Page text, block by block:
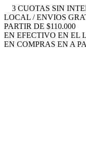
3 CUOTAS SIN
LOCAL / ENVIOS
PARTIR DE $110.000
EN EFECTIVO EN EL
EN COMPRAS EN A